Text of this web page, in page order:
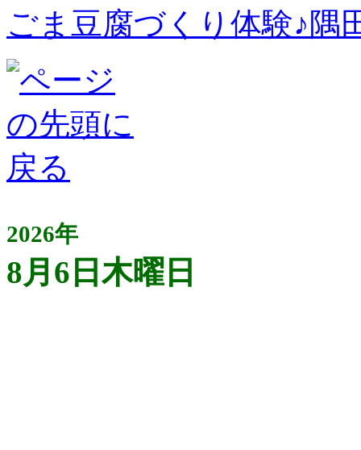
ごま豆腐づくり体験♪隅
2026年
8月6日木曜日